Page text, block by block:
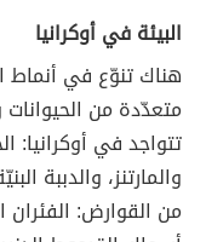
البيئة في أوكرانيا
هناك تنوّع في أنماط
متعدّدة من الحيوانات
تتواجد في أوكرانيا:
والمارتنز، والدببة
من القوارض: الفئران